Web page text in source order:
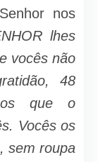
nos
lhes
vocês não
48
que o
Vocês os
sem roupa